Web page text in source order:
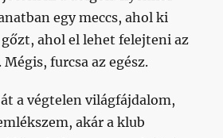
egy meccs, ahol ki
ahol el lehet felejteni az
furcsa az egész.
a végtelen világfájdalom,
akár a klub